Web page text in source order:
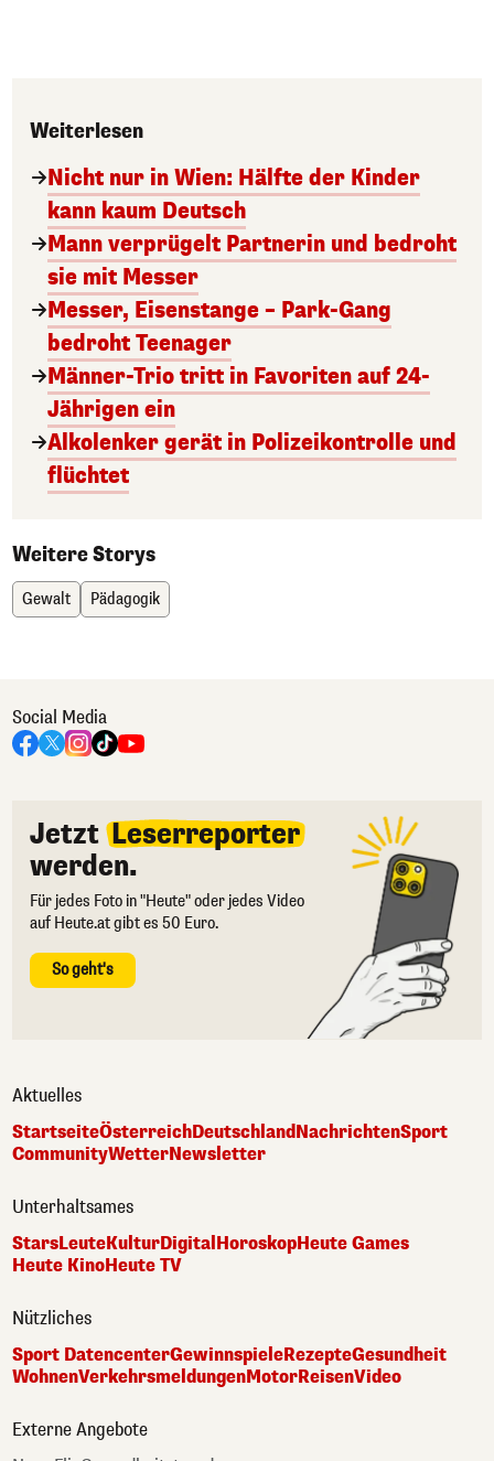
Weiterlesen
Nicht nur in Wien: Hälfte der Kinder
kann kaum Deutsch
Mann verprügelt Partnerin und bedroht
sie mit Messer
Messer, Eisenstange – Park-Gang
bedroht Teenager
Männer-Trio tritt in Favoriten auf 24-
Jährigen ein
Alkolenker gerät in Polizeikontrolle und
flüchtet
Weitere Storys
Gewalt Pädagogik
Social Media
Jetzt Leserreporter
werden.
Für jedes Foto in "Heute" oder jedes Video
auf Heute.at gibt es 50 Euro.
So geht's
Aktuelles
StartseiteÖsterreichDeutschlandNachrichtenSport
CommunityWetterNewsletter
Unterhaltsames
StarsLeuteKulturDigital HoroskopHeute Games
Heute KinoHeute TV
Nützliches
Sport DatencenterGewinnspieleRezepteGesundheit
WohnenVerkehrsmeldungenMotorReisenVideo
Externe Angebote